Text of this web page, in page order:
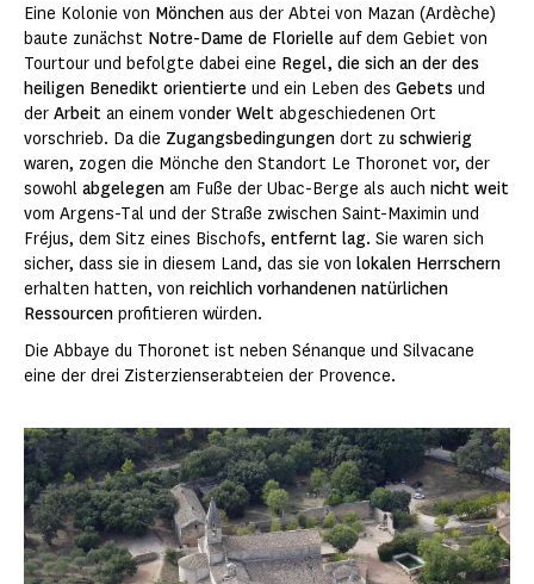
Eine Kolonie von Mönchen aus der Abtei von Mazan (Ardèche)
baute zunächst Notre-Dame de Florielle auf dem Gebiet von
Tourtour und befolgte dabei eine Regel, die sich an der des
heiligen Benedikt orientierte und ein Leben des Gebets und
der Arbeit an einem vonder Welt abgeschiedenen Ort
vorschrieb. Da die Zugangsbedingungen dort zu schwierig
waren, zogen die Mönche den Standort Le Thoronet vor, der
sowohl abgelegen am Fuße der Ubac-Berge als auch nicht weit
vom Argens-Tal und der Straße zwischen Saint-Maximin und
Fréjus, dem Sitz eines Bischofs, entfernt lag. Sie waren sich
sicher, dass sie in diesem Land, das sie von lokalen Herrschern
erhalten hatten, von reichlich vorhandenen natürlichen
Ressourcen profitieren würden.
Die Abbaye du Thoronet ist neben Sénanque und Silvacane
eine der drei Zisterzienserabteien der Provence.